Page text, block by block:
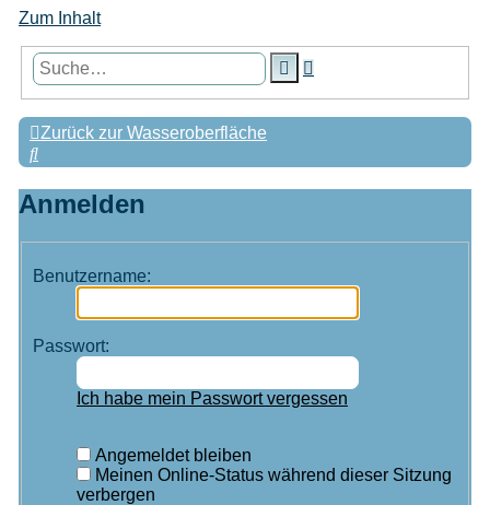
Zum Inhalt
Suche
Erweiterte
Suche
Zurück zur Wasseroberfläche
Suche
Anmelden
Benutzername:
Passwort:
Ich habe mein Passwort vergessen
Angemeldet bleiben
Meinen Online-Status während dieser Sitzung
verbergen